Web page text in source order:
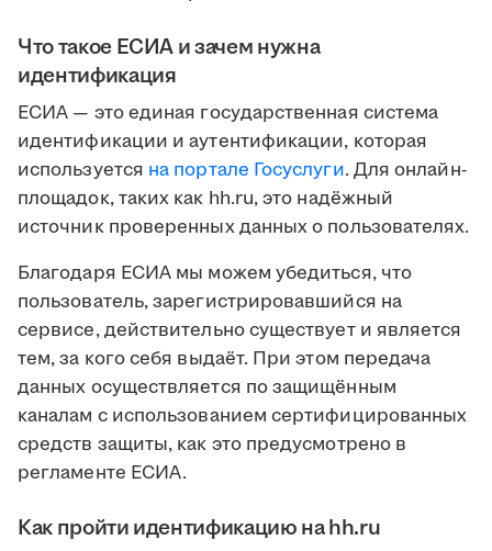
Что такое ЕСИА и зачем нужна
идентификация
ЕСИА — это единая государственная система
идентификации и аутентификации, которая
используется на портале Госуслуги. Для онлайн-
площадок, таких как hh.ru, это надёжный
источник проверенных данных о пользователях.
Благодаря ЕСИА мы можем убедиться, что
пользователь, зарегистрировавшийся на
сервисе, действительно существует и является
тем, за кого себя выдаёт. При этом передача
данных осуществляется по защищённым
каналам с использованием сертифицированных
средств защиты, как это предусмотрено в
регламенте ЕСИА.
Как пройти идентификацию на hh.ru